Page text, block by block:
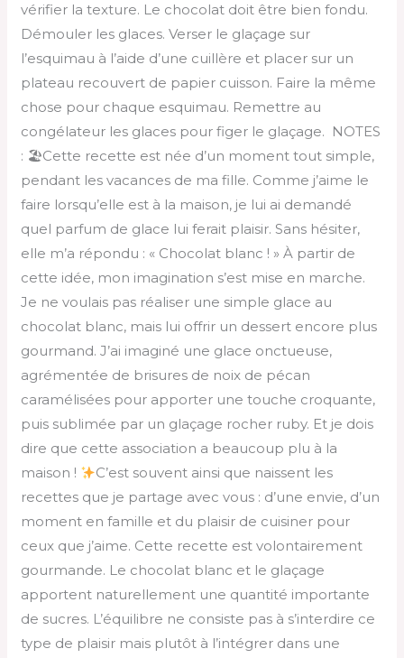
vérifier la texture. Le chocolat doit être bien fondu.
Démouler les glaces. Verser le glaçage sur
l’esquimau à l’aide d’une cuillère et placer sur un
plateau recouvert de papier cuisson. Faire la même
chose pour chaque esquimau. Remettre au
congélateur les glaces pour figer le glaçage. NOTES
: 🏖Cette recette est née d’un moment tout simple,
pendant les vacances de ma fille. Comme j’aime le
faire lorsqu’elle est à la maison, je lui ai demandé
quel parfum de glace lui ferait plaisir. Sans hésiter,
elle m’a répondu : « Chocolat blanc ! » À partir de
cette idée, mon imagination s’est mise en marche.
Je ne voulais pas réaliser une simple glace au
chocolat blanc, mais lui offrir un dessert encore plus
gourmand. J’ai imaginé une glace onctueuse,
agrémentée de brisures de noix de pécan
caramélisées pour apporter une touche croquante,
puis sublimée par un glaçage rocher ruby. Et je dois
dire que cette association a beaucoup plu à la
maison !
C’est souvent ainsi que naissent les
recettes que je partage avec vous : d’une envie, d’un
moment en famille et du plaisir de cuisiner pour
ceux que j’aime. Cette recette est volontairement
gourmande. Le chocolat blanc et le glaçage
apportent naturellement une quantité importante
de sucres. L’équilibre ne consiste pas à s’interdire ce
type de plaisir mais plutôt à l’intégrer dans une